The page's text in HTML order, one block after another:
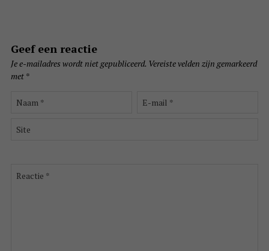
Geef een reactie
Je e-mailadres wordt niet gepubliceerd. Vereiste velden zijn gemarkeerd
met *